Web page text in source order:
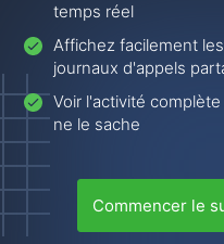
temps réel
Affichez facilement
journaux d'appels
Voir l'activité
ne le sache
Commencer le